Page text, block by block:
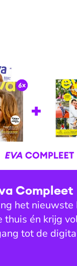
Compleet
het nieuwste
thuis én krijg
tot de